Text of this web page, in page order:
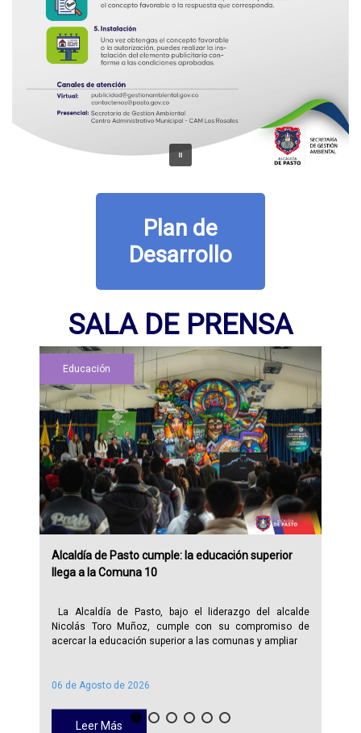
Plan de
Desarrollo
SALA DE PRENSA
06 de Agosto de 2026
Leer Más
Educación
Alcaldía de Pasto cumple: la educación superior
llega a la Comuna 10
La Alcaldía de Pasto, bajo el liderazgo del alcalde
Nicolás Toro Muñoz, cumple con su compromiso de
acercar la educación superior a las comunas y ampliar